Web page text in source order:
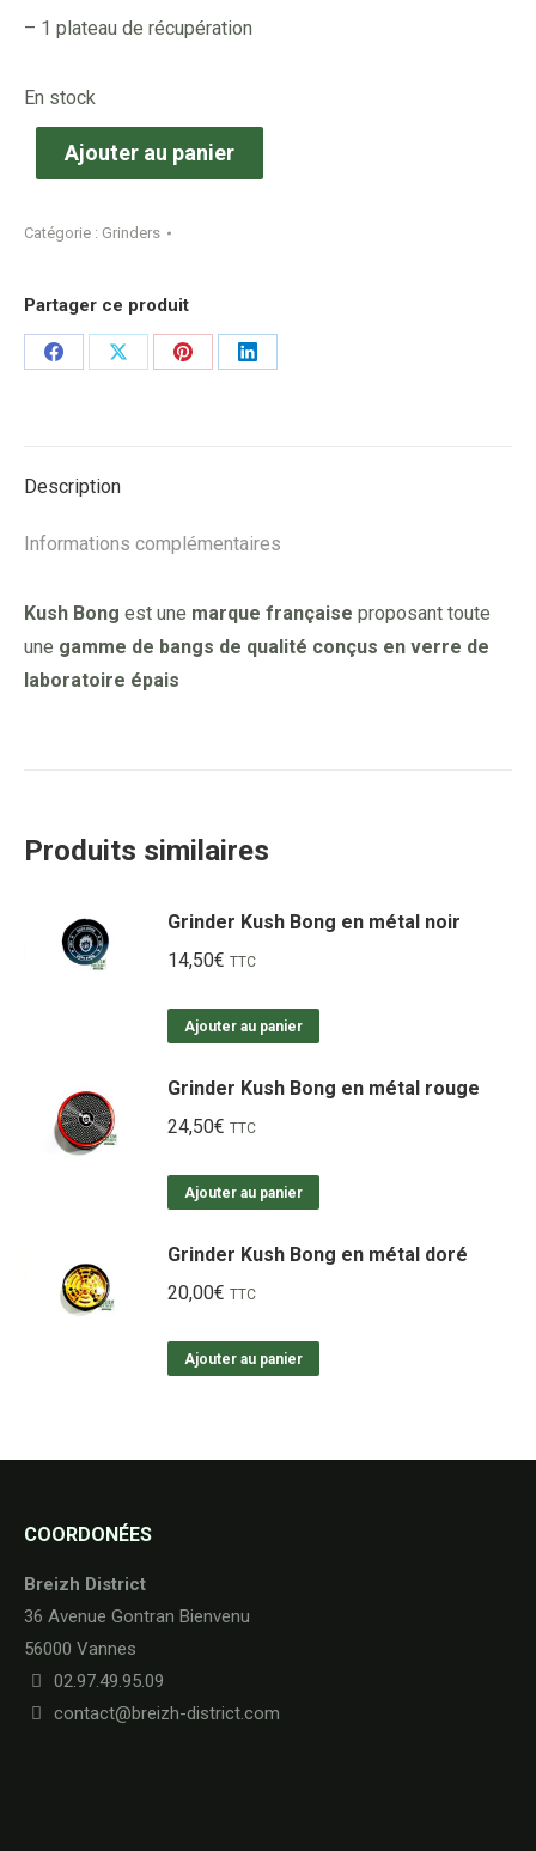
– 1 plateau de récupération
En stock
Ajouter au panier
Catégorie : Grinders
Partager ce produit
Share
Share
Share
Share
Description
Informations complémentaires
Kush Bong est une marque française proposant toute
une gamme de bangs de qualité conçus en verre de
laboratoire épais
Produits similaires
Grinder Kush Bong en métal noir
14,50€ TTC
Ajouter au panier
Grinder Kush Bong en métal rouge
24,50€ TTC
Ajouter au panier
Grinder Kush Bong en métal doré
20,00€ TTC
Ajouter au panier
COORDONÉES
Breizh District
36 Avenue Gontran Bienvenu
56000 Vannes
02.97.49.95.09
contact@breizh-district.com